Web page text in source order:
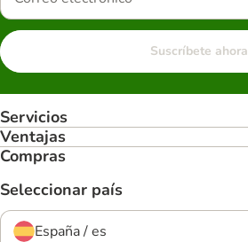
Suscríbete ahora
Servicios
Ventajas
Compras
Seleccionar país
España / es